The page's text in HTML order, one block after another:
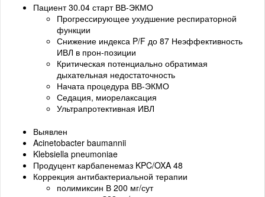
Пациент 30.04 старт ВВ-ЭКМО
Прогрессирующее ухудшение респираторной
функции
Снижение индекса P/F до 87 Неэффективность
ИВЛ в прон-позиции
Критическая потенциально обратимая
дыхательная недостаточность
Начата процедура ВВ-ЭКМО
Седация, миорелаксация
Ультрапротективная ИВЛ
Выявлен
Acinetobacter baumannii
Klebsiella pneumoniae
Продуцент карбапенемаз KPC/OXA 48
Коррекция антибактериальной терапии
полимиксин В 200 мг/сут